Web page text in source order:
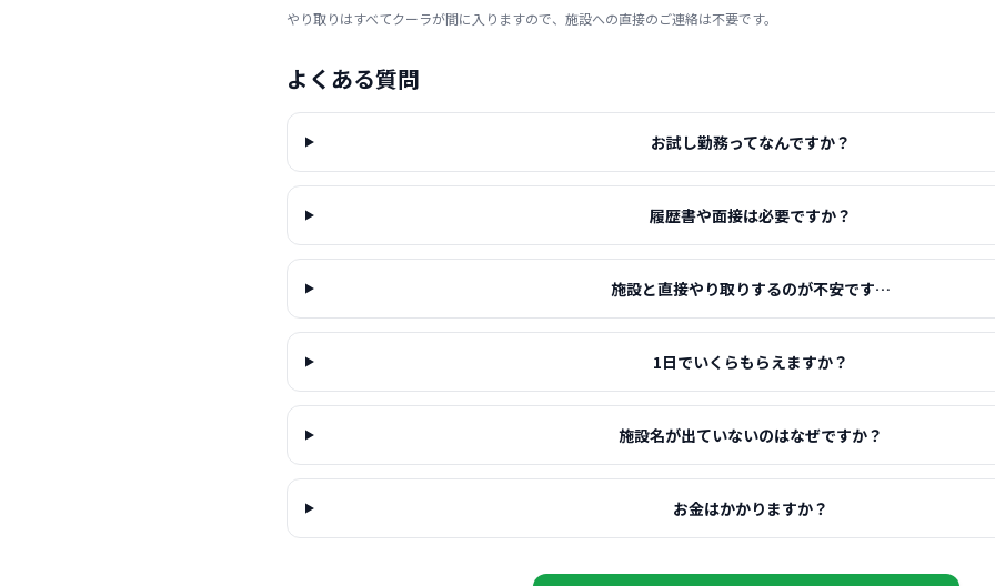
やり取りはすべてクーラが間に入りますので、施設への直接のご連絡は不要です。
よくある質問
お試し勤務ってなんですか？
履歴書や面接は必要ですか？
施設と直接やり取りするのが不安です…
1日でいくらもらえますか？
施設名が出ていないのはなぜですか？
お金はかかりますか？